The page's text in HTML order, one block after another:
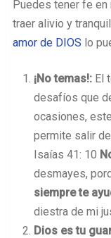
Puedes tener fe
traer alivio y
amor de DIOS lo
¡No temas!:El
desafíos que
ocasiones,
permite salir
Isaías 41: 10
desmayes,
siempre te
diestra de mi
Dios es tu